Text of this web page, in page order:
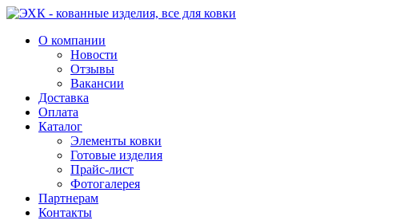
О компании
Новости
Отзывы
Вакансии
Доставка
Оплата
Каталог
Элементы ковки
Готовые изделия
Прайс-лист
Фотогалерея
Партнерам
Контакты